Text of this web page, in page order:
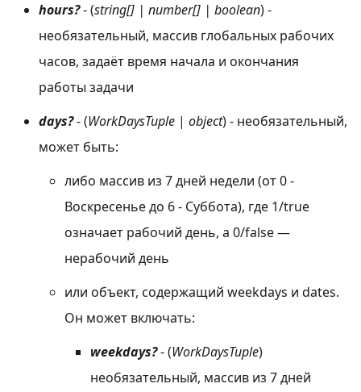
hours?- (string[] | number[] | boolean) -
необязательный, массив глобальных рабочих
часов, задаёт время начала и окончания
работы задачи
days?- (WorkDaysTuple | object) - необязательный,
может быть:
либо массив из 7 дней недели (от 0 -
Воскресенье до 6 - Суббота), где 1/true
означает рабочий день, а 0/false —
нерабочий день
или объект, содержащий weekdays и dates.
Он может включать:
weekdays?- (WorkDaysTuple)
необязательный, массив из 7 дней